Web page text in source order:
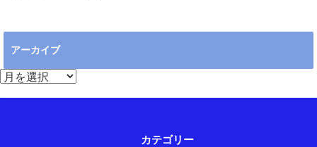
アーカイブ
ア
カテゴリー